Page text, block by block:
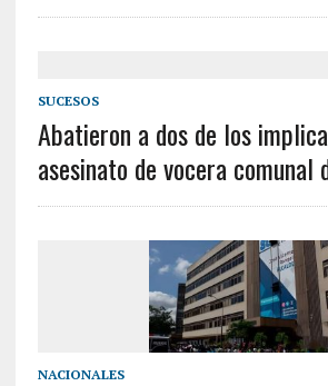
SUCESOS
Abatieron a dos de los
asesinato de vocera comunal
NACIONALES